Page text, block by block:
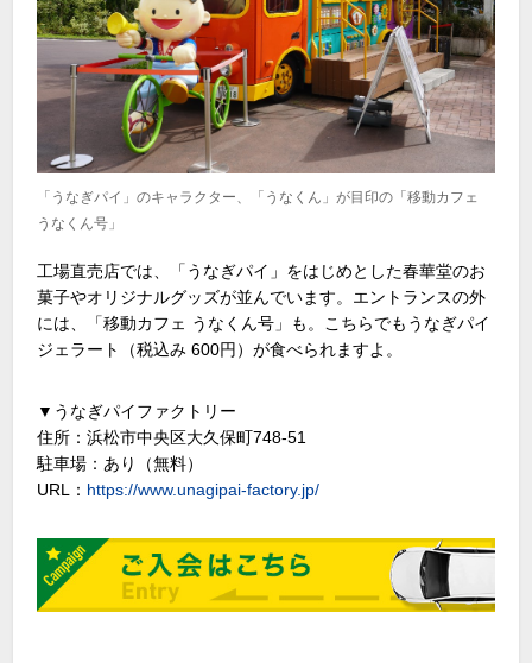
「うなぎパイ」のキャラクター、「うなくん」が目印の「移動カフェ
うなくん号」
工場直売店では、「うなぎパイ」をはじめとした春華堂のお
菓子やオリジナルグッズが並んでいます。エントランスの外
には、「移動カフェ うなくん号」も。こちらでもうなぎパイ
ジェラート（税込み 600円）が食べられますよ。
▼うなぎパイファクトリー
住所：浜松市中央区大久保町748-51
駐車場：あり（無料）
URL： https://www.unagipai-factory.jp/